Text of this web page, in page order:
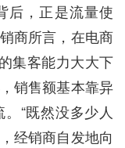
后，正是流量使
商所言，在电商
集客能力大大下
销售额基本靠异
“既然没多少人
经销商自发地向